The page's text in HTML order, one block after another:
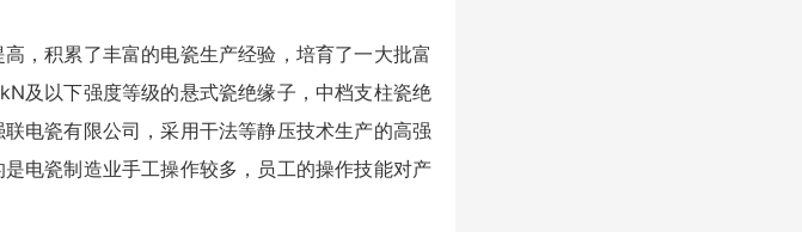
，积累了丰富的电瓷生产经验，培育了一大批富
及以下强度等级的悬式瓷绝缘子，中档支柱瓷绝
电瓷有限公司，采用干法等静压技术生产的高强
电瓷制造业手工操作较多，员工的操作技能对产